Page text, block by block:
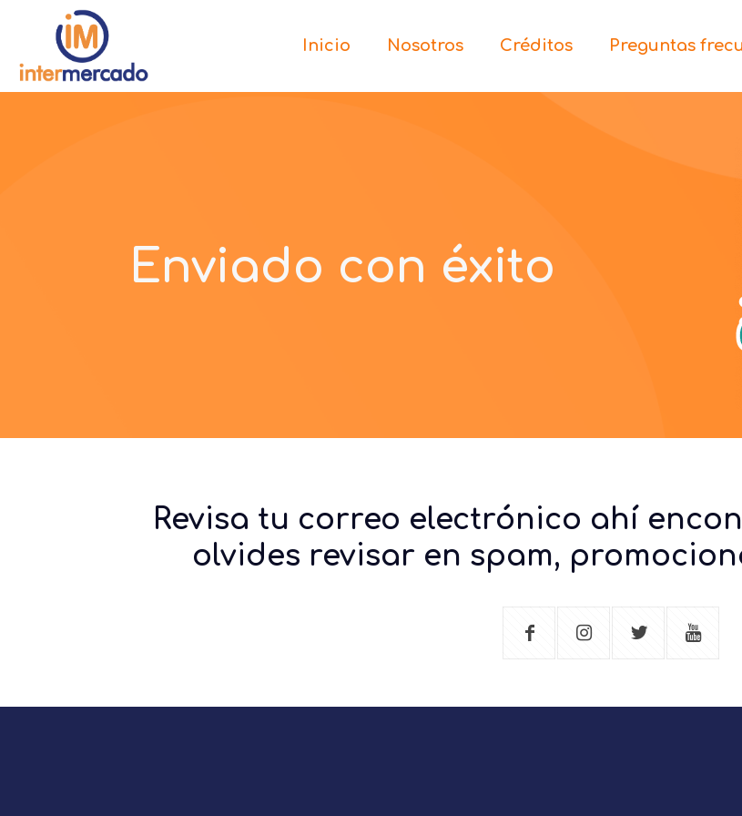
Inicio Nosotros Créditos Preguntas
Enviado con éxito
Revisa tu correo electrónico ahí
olvides revisar en spam,